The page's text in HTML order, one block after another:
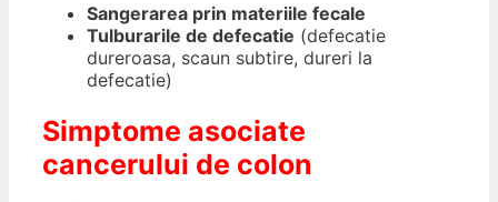
Sangerarea prin materiile fecale
Tulburarile de defecatie (defecatie
dureroasa, scaun subtire, dureri la
defecatie)
Simptome asociate
cancerului de colon